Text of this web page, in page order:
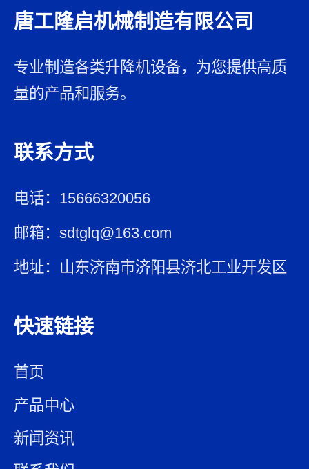
唐工隆启机械制造有限公司
专业制造各类升降机设备，为您提供高质
量的产品和服务。
联系方式
电话：15666320056
邮箱：sdtglq@163.com
地址：山东济南市济阳县济北工业开发区
快速链接
首页
产品中心
新闻资讯